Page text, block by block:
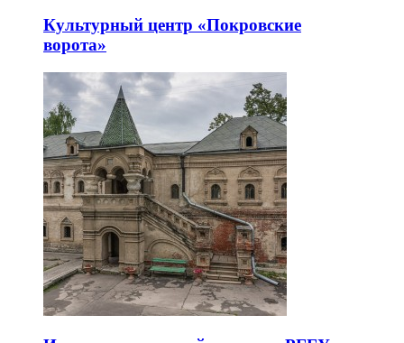
Культурный центр «Покровские
ворота»